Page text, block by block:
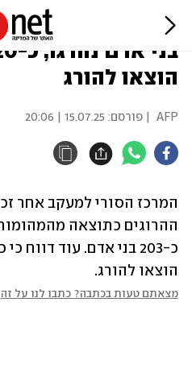
הוצאו להורג
AFP | פורסם: 15.07.25 | 20:06
הוצאו להורג.
מצאתם טעות בכתבה? כתבו לנו על זה